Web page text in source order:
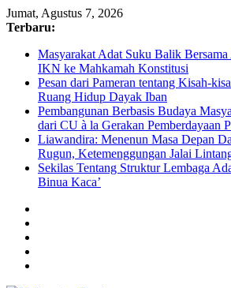
Jumat, Agustus 7, 2026
Terbaru:
Masyarakat Adat Suku Balik
IKN ke Mahkamah Konstitusi
Pesan dari Pameran tentang Kisah-
Ruang Hidup Dayak Iban
Pembangunan Berbasis Budaya
dari CU à la Gerakan Pemberdayaan
Liawandira: Menenun Masa Depan
Rugun, Ketemenggungan Jalai
Sekilas Tentang Struktur Lembaga
Binua Kaca’